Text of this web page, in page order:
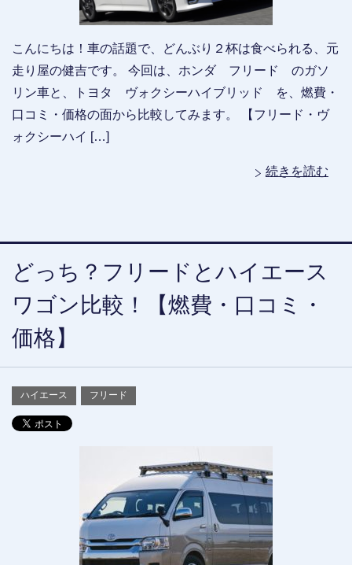
こんにちは！車の話題で、どんぶり２杯は食べられる、元
走り屋の健吉です。 今回は、ホンダ フリード のガソ
リン車と、トヨタ ヴォクシーハイブリッド を、燃費・
口コミ・価格の面から比較してみます。 【フリード・ヴ
ォクシーハイ […]
続きを読む
どっち？フリードとハイエース
ワゴン比較！【燃費・口コミ・
価格】
ハイエース フリード